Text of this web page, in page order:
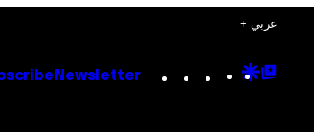
+ عربي
Newsletter Instagram
TikTok
YouTube
Google